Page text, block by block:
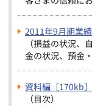
2011年9月期業
（損益の状況、
金の状況、預金
資料編［170kb］
（目次）